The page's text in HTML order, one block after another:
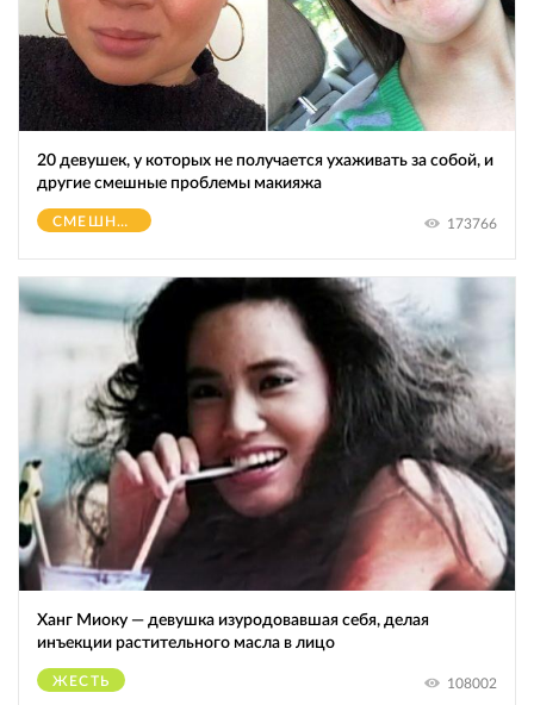
20 девушек, у которых не получается ухаживать за собой, и
другие смешные проблемы макияжа
СМЕШНОЕ 173766
Ханг Миоку — девушка изуродовавшая себя, делая
инъекции растительного масла в лицо
ЖЕСТЬ 108002